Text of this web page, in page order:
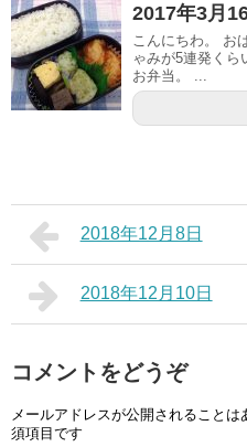
2017年3月
こんにちわ。 お
ゃみが5連発く
お弁当。 ...
2018年12月8日
2018年12月10日
コメントをどうぞ
メールアドレスが公開されることは
須項目です